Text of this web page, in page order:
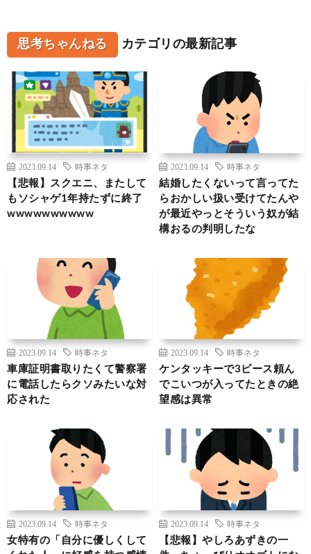
思考ちゃんねる カテゴリの最新記事
2023.09.14 時事ネタ
【悲報】スクエニ、またして
もソシャゲ1年持たずに終了
wwwwwwwwww
2023.09.14 時事ネタ
結婚したくないって言ってた
らおかしい扱い受けてたんや
が最近やっとそういう奴が結
構おるの判明したな
2023.09.14 時事ネタ
車庫証明書取りたくて警察署
に電話したらクソみたいな対
応された
2023.09.14 時事ネタ
ケンタッキーで3ピース頼ん
でこいつが入ってたときの絶
望感は異常
2023.09.14 時事ネタ
女特有の「自分に優しくして
2023.09.14 時事ネタ
【悲報】やしろあずきの一